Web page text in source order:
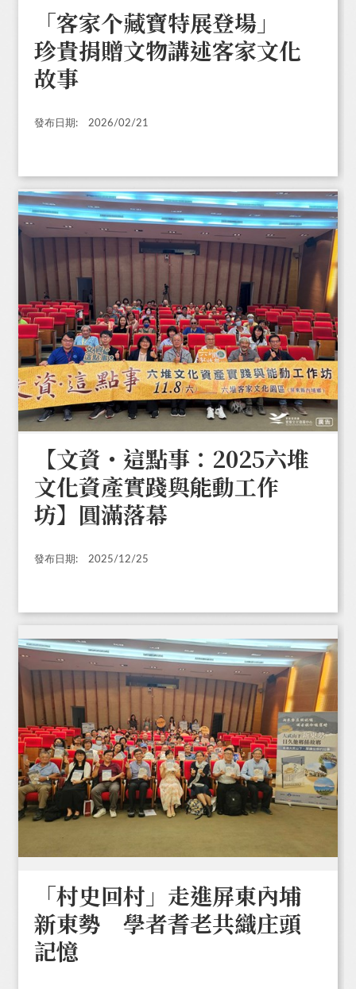
「客家个藏寶特展登場」
珍貴捐贈文物講述客家文化
故事
發布日期: 2026/02/21
【文資・這點事：2025六堆
文化資產實踐與能動工作
坊】圓滿落幕
發布日期: 2025/12/25
「村史回村」走進屏東內埔
新東勢 學者耆老共織庄頭
記憶